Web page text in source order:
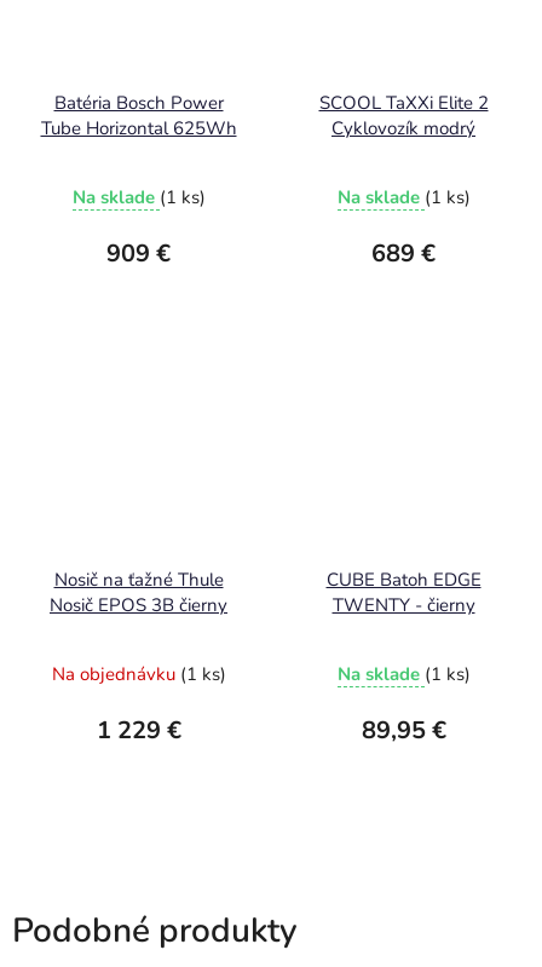
Batéria Bosch Power
Tube Horizontal 625Wh
Na sklade (1 ks)
909 €
SCOOL TaXXi Elite 2
Cyklovozík modrý
Na sklade (1 ks)
689 €
Nosič na ťažné Thule
Nosič EPOS 3B čierny
Na objednávku (1 ks)
1 229 €
CUBE Batoh EDGE
TWENTY - čierny
Na sklade (1 ks)
89,95 €
Podobné produkty